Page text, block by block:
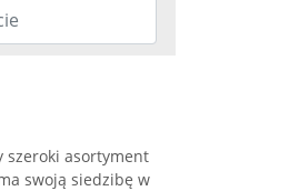
szeroki asortyment
swoją siedzibę w